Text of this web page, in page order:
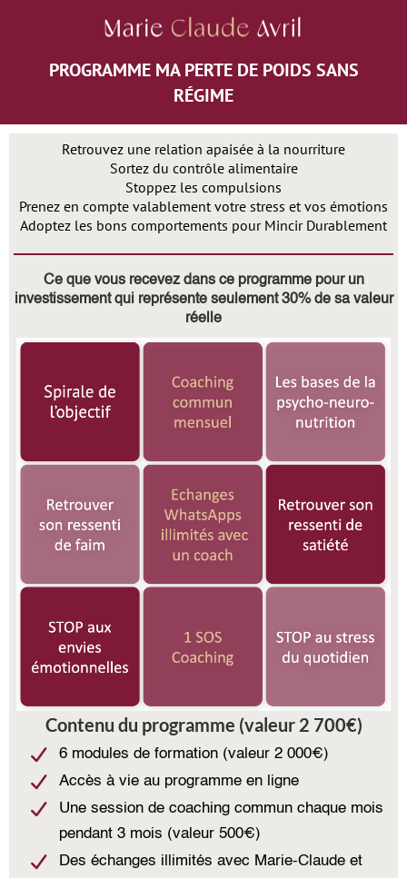
PROGRAMME MA PERTE DE POIDS SANS
RÉGIME
Retrouvez une relation apaisée à la nourriture
Sortez du contrôle alimentaire
Stoppez les compulsions
Prenez en compte valablement votre stress et vos émotions
Adoptez les bons comportements pour Mincir Durablement
Ce que vous recevez dans ce programme pour un
investissement qui représente seulement 30% de sa valeur
réelle
Contenu du programme (valeur 2 700€)
6 modules de formation (valeur 2 000€)
Accès à vie au programme en ligne
Une session de coaching commun chaque mois
pendant 3 mois (valeur 500€)
Des échanges illimités avec Marie-Claude et